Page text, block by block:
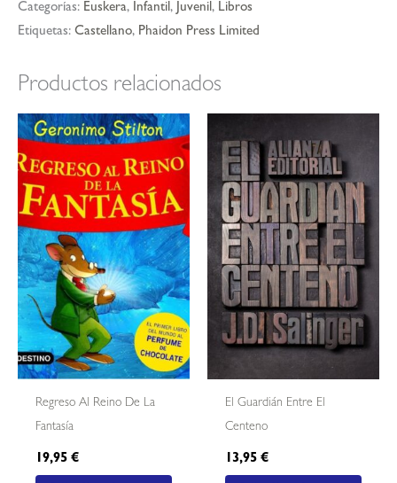
Categorías: Euskera, Infantil, Juvenil, Libros
Etiquetas: Castellano, Phaidon Press Limited
Productos relacionados
Regreso Al Reino De La
Fantasía
19,95€
El Guardián Entre El
Centeno
13,95€